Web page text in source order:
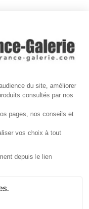
du site, améliorer
consultés par nos
pages, nos conseils et
vos choix à tout
depuis le lien
accompagner
Vendredide8h30 à
Prénom*